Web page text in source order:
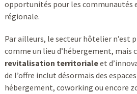
opportunités pour les communautés
régionale.
Par ailleurs, le secteur hôtelier n’est
comme un lieu d’hébergement, mais
revitalisation territorialeet
de l’offre inclut désormais des
hébergement, coworking ou encore